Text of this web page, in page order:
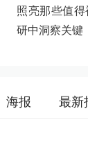
照亮那些值
研中洞察关键
海报 最新